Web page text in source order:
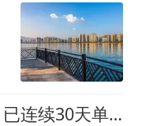
2026暑期档票房破85亿！已连续30天单日票房破亿